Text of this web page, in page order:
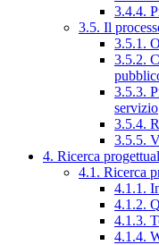
3.4.4.
3.5. Il
3.5.1.
3.5.2.
3.5.3.
servizio
3.5.4.
3.5.5.
4. Ricerca
4.1. Ricerca
4.1.1.
4.1.2.
4.1.3.
4.1.4.